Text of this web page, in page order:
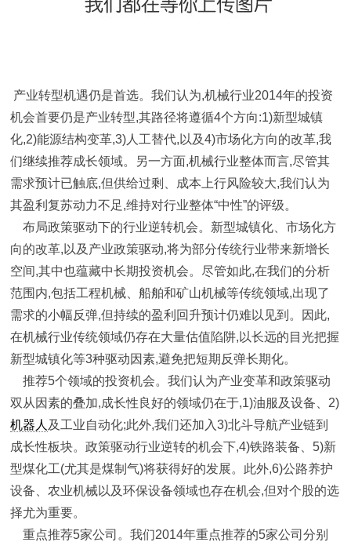
产业转型机遇仍是首选。我们认为,机械行业2014年的投资
机会首要仍是产业转型,其路径将遵循4个方向:1)新型城镇
化,2)能源结构变革,3)人工替代,以及4)市场化方向的改革,我
们继续推荐成长领域。另一方面,机械行业整体而言,尽管其
需求预计已触底,但供给过剩、成本上行风险较大,我们认为
其盈利复苏动力不足,维持对行业整体“中性”的评级。
布局政策驱动下的行业逆转机会。新型城镇化、市场化方
向的改革,以及产业政策驱动,将为部分传统行业带来新增长
空间,其中也蕴藏中长期投资机会。尽管如此,在我们的分析
范围内,包括工程机械、船舶和矿山机械等传统领域,出现了
需求的小幅反弹,但持续的盈利回升预计仍难以见到。因此,
在机械行业传统领域仍存在大量估值陷阱,以长远的目光把握
新型城镇化等3种驱动因素,避免把短期反弹长期化。
推荐5个领域的投资机会。我们认为产业变革和政策驱动
双从因素的叠加,成长性良好的领域仍在于,1)油服及设备、2)
机器人 及工业自动化;此外,我们还加入3)北斗导航产业链到
成长性板块。政策驱动行业逆转的机会下,4)铁路装备、5)新
型煤化工(尤其是煤制气)将获得好的发展。此外,6)公路养护
设备、农业机械以及环保设备领域也存在机会,但对个股的选
择尤为重要。
重点推荐5家公司。我们2014年重点推荐的5家公司分别